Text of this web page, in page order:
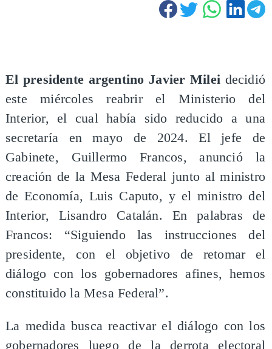
El presidente argentino Javier Milei decidió
este miércoles reabrir el Ministerio del
Interior, el cual había sido reducido a una
secretaría en mayo de 2024. El jefe de
Gabinete, Guillermo Francos, anunció la
creación de la Mesa Federal junto al ministro
de Economía, Luis Caputo, y el ministro del
Interior, Lisandro Catalán. En palabras de
Francos: “Siguiendo las instrucciones del
presidente, con el objetivo de retomar el
diálogo con los gobernadores afines, hemos
constituido la Mesa Federal”.
La medida busca reactivar el diálogo con los
gobernadores luego de la derrota electoral